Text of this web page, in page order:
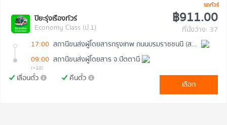
รถทัวร์
ปิยะรุ่งเรืองทัวร์
Economy Class (ป.1)
฿911.00
ที่นั่งว่าง: 37
17:00
สถานีขนส่งผู้โดยสารกรุงเทพ ถนนบรมราชชนนี (สายใต้ใหม่)
09:00 สถานีขนส่งผู้โดยสาร จ.ปัตตานี
(+1d)
เลื่อนตั๋ว คืนตั๋ว
เลือก